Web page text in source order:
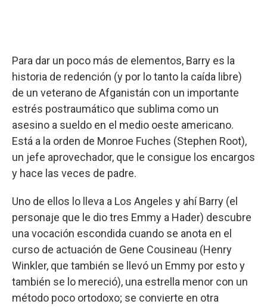
Para dar un poco más de elementos, Barry es la
historia de redención (y por lo tanto la caída libre)
de un veterano de Afganistán con un importante
estrés postraumático que sublima como un
asesino a sueldo en el medio oeste americano.
Está a la orden de Monroe Fuches (Stephen Root),
un jefe aprovechador, que le consigue los encargos
y hace las veces de padre.
Uno de ellos lo lleva a Los Angeles y ahí Barry (el
personaje que le dio tres Emmy a Hader) descubre
una vocación escondida cuando se anota en el
curso de actuación de Gene Cousineau (Henry
Winkler, que también se llevó un Emmy por esto y
también se lo mereció), una estrella menor con un
método poco ortodoxo; se convierte en otra